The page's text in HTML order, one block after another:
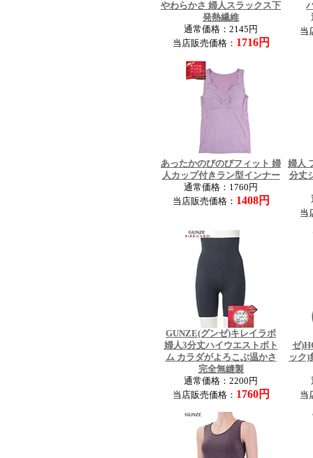
やわらかさ 婦人スラックス下
発熱繊維
通常価格：2145円
当店販売価格： 1716円
当
あったかのびのびフィット 婦
人カップ付きラン型インナー
通常価格：1760円
当店販売価格： 1408円
婦人
分丈
当
GUNZE(グンゼ)キレイラボ
婦人3分丈ハイウエストボト
ム カラダがよろこぶ温かさ
完全無縫製
通常価格：2200円
当店販売価格： 1760円
ゼ
ック)
当